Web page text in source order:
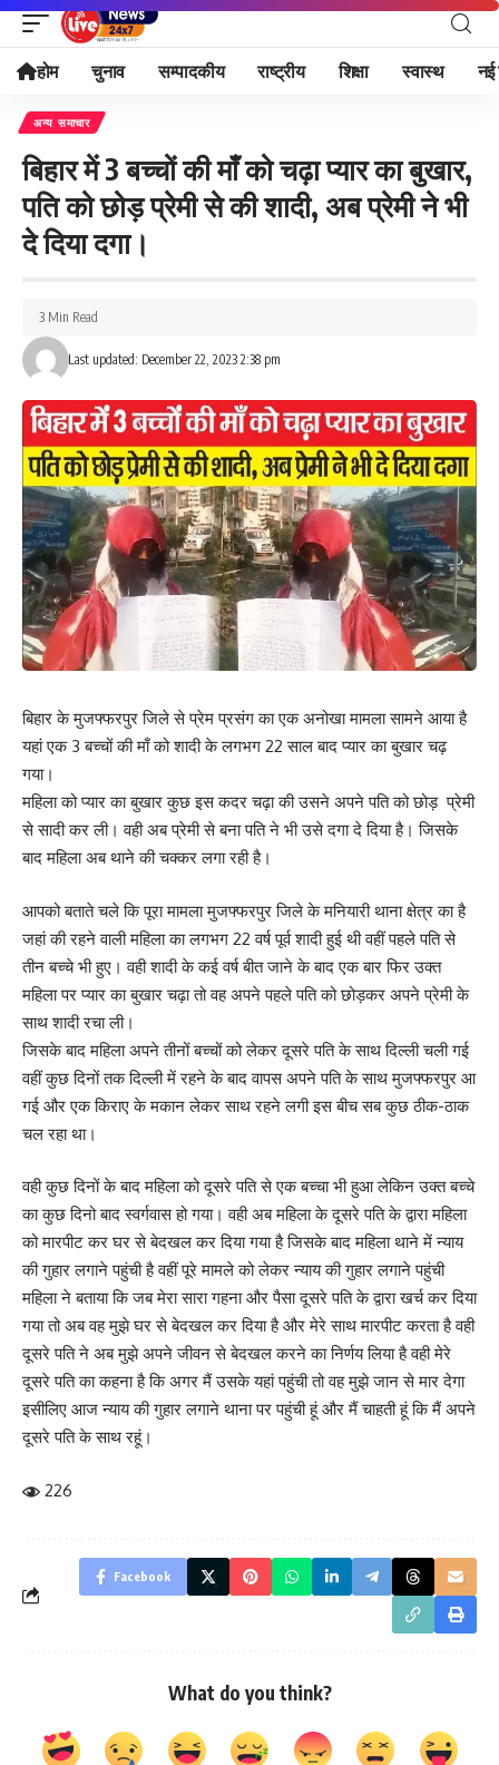
होम चुनाव सम्पादकीय राष्ट्रीय शिक्षा स्वास्थ नई
अन्य समाचार
बिहार में 3 बच्चों की माँ को चढ़ा प्यार का बुखार,
पति को छोड़ प्रेमी से की शादी, अब प्रेमी ने भी
दे दिया दगा।
Last updated: December 22, 2023 2:38 pm
3 Min Read
बिहार के मुजफ्फरपुर जिले से प्रेम प्रसंग का एक अनोखा मामला सामने आया है
यहां एक 3 बच्चों की माँ को शादी के लगभग 22 साल बाद प्यार का बुखार चढ़
गया।
महिला को प्यार का बुखार कुछ इस कदर चढ़ा की उसने अपने पति को छोड़ प्रेमी
से सादी कर ली। वही अब प्रेमी से बना पति ने भी उसे दगा दे दिया है। जिसके
बाद महिला अब थाने की चक्कर लगा रही है।
आपको बताते चले कि पूरा मामला मुजफ्फरपुर जिले के मनियारी थाना क्षेत्र का है
जहां की रहने वाली महिला का लगभग 22 वर्ष पूर्व शादी हुई थी वहीं पहले पति से
तीन बच्चे भी हुए। वही शादी के कई वर्ष बीत जाने के बाद एक बार फिर उक्त
महिला पर प्यार का बुखार चढ़ा तो वह अपने पहले पति को छोड़कर अपने प्रेमी के
साथ शादी रचा ली।
जिसके बाद महिला अपने तीनों बच्चों को लेकर दूसरे पति के साथ दिल्ली चली गई
वहीं कुछ दिनों तक दिल्ली में रहने के बाद वापस अपने पति के साथ मुजफ्फरपुर आ
गई और एक किराए के मकान लेकर साथ रहने लगी इस बीच सब कुछ ठीक-ठाक
चल रहा था।
वही कुछ दिनों के बाद महिला को दूसरे पति से एक बच्चा भी हुआ लेकिन उक्त बच्चे
का कुछ दिनो बाद स्वर्गवास हो गया। वही अब महिला के दूसरे पति के द्वारा महिला
को मारपीट कर घर से बेदखल कर दिया गया है जिसके बाद महिला थाने में न्याय
की गुहार लगाने पहुंची है वहीं पूरे मामले को लेकर न्याय की गुहार लगाने पहुंची
महिला ने बताया कि जब मेरा सारा गहना और पैसा दूसरे पति के द्वारा खर्च कर दिया
गया तो अब वह मुझे घर से बेदखल कर दिया है और मेरे साथ मारपीट करता है वही
दूसरे पति ने अब मुझे अपने जीवन से बेदखल करने का निर्णय लिया है वही मेरे
दूसरे पति का कहना है कि अगर मैं उसके यहां पहुंची तो वह मुझे जान से मार देगा
इसीलिए आज न्याय की गुहार लगाने थाना पर पहुंची हूं और मैं चाहती हूं कि मैं अपने
दूसरे पति के साथ रहूं।
226
Facebook
What do you think?